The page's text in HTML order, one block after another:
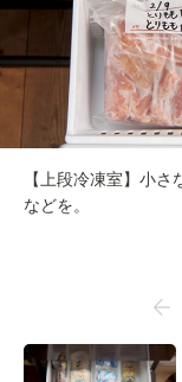
【上段冷凍室】小
などを。